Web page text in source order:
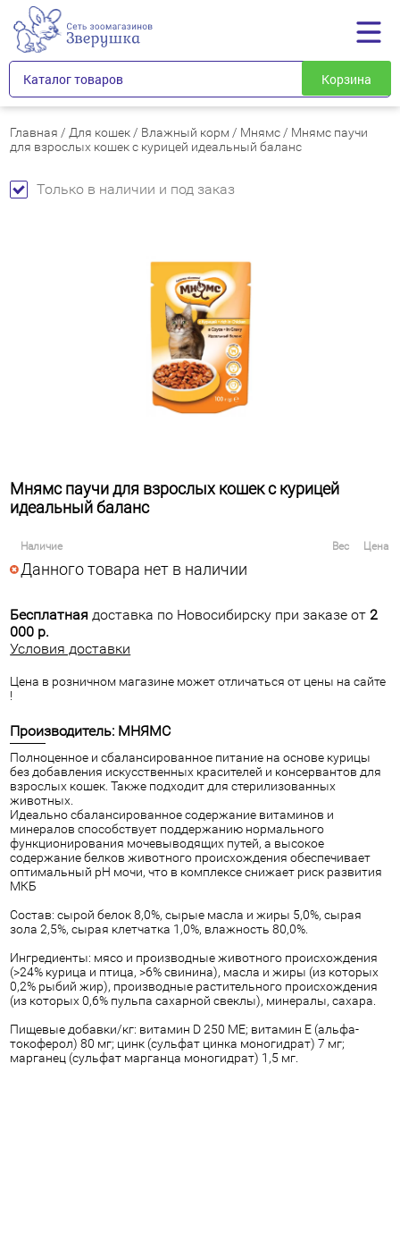
Каталог товаров Корзина
Главная / Для кошек / Влажный корм / Мнямс / Мнямс паучи
для взрослых кошек с курицей идеальный баланс
Только в наличии и под заказ
Мнямс паучи для взрослых кошек с курицей
идеальный баланс
Наличие Вес Цена
Данного товара нет в наличии
Бесплатная доставка по Новосибирску при заказе от 2
000 р.
Условия доставки
Цена в розничном магазине может отличаться от цены на сайте
!
Производитель: МНЯМС
Полноценное и сбалансированное питание на основе курицы
без добавления искусственных красителей и консервантов для
взрослых кошек. Также подходит для стерилизованных
животных.
Идеально сбалансированное содержание витаминов и
минералов способствует поддержанию нормального
функционирования мочевыводящих путей, а высокое
содержание белков животного происхождения обеспечивает
оптимальный pH мочи, что в комплексе снижает риск развития
МКБ
Состав: сырой белок 8,0%, сырые масла и жиры 5,0%, сырая
зола 2,5%, сырая клетчатка 1,0%, влажность 80,0%.
Ингредиенты: мясо и производные животного происхождения
(>24% курица и птица, >6% свинина), масла и жиры (из которых
0,2% рыбий жир), производные растительного происхождения
(из которых 0,6% пульпа сахарной свеклы), минералы, сахара.
Пищевые добавки/кг: витамин D 250 МЕ; витамин Е (альфа-
токоферол) 80 мг; цинк (сульфат цинка моногидрат) 7 мг;
марганец (сульфат марганца моногидрат) 1,5 мг.